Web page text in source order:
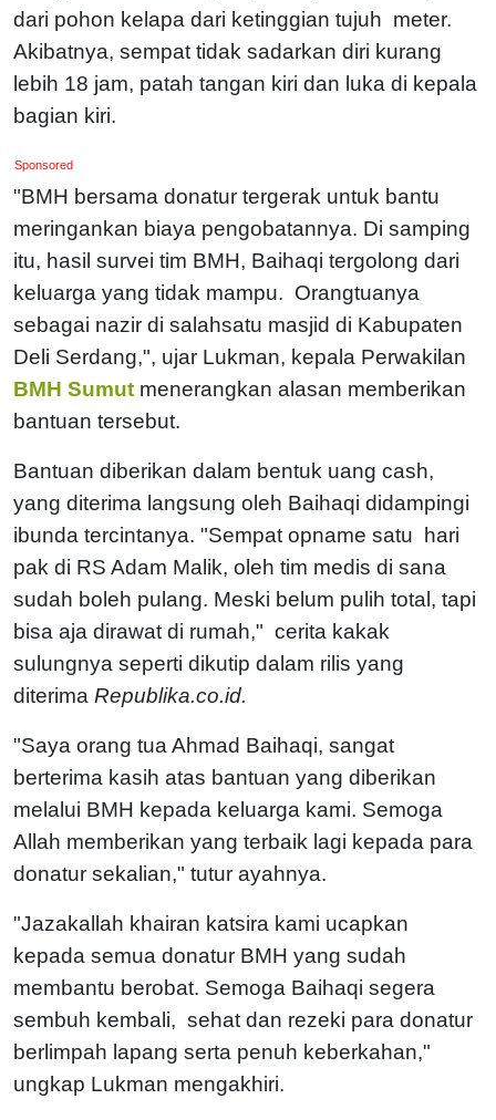
dari pohon kelapa dari ketinggian tujuh meter.
Akibatnya, sempat tidak sadarkan diri kurang
lebih 18 jam, patah tangan kiri dan luka di kepala
bagian kiri.
Sponsored
"BMH bersama donatur tergerak untuk bantu
meringankan biaya pengobatannya. Di samping
itu, hasil survei tim BMH, Baihaqi tergolong dari
keluarga yang tidak mampu. Orangtuanya
sebagai nazir di salahsatu masjid di Kabupaten
Deli Serdang,", ujar Lukman, kepala Perwakilan
BMH Sumut menerangkan alasan memberikan
bantuan tersebut.
Bantuan diberikan dalam bentuk uang cash,
yang diterima langsung oleh Baihaqi didampingi
ibunda tercintanya. "Sempat opname satu hari
pak di RS Adam Malik, oleh tim medis di sana
sudah boleh pulang. Meski belum pulih total, tapi
bisa aja dirawat di rumah," cerita kakak
sulungnya seperti dikutip dalam rilis yang
diterima Republika.co.id.
"Saya orang tua Ahmad Baihaqi, sangat
berterima kasih atas bantuan yang diberikan
melalui BMH kepada keluarga kami. Semoga
Allah memberikan yang terbaik lagi kepada para
donatur sekalian," tutur ayahnya.
"Jazakallah khairan katsira kami ucapkan
kepada semua donatur BMH yang sudah
membantu berobat. Semoga Baihaqi segera
sembuh kembali, sehat dan rezeki para donatur
berlimpah lapang serta penuh keberkahan,"
ungkap Lukman mengakhiri.